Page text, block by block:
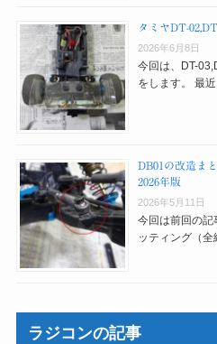
タミヤDT-
2026年6月8日
今回は、DT-
をします。 最
DB01の改造ま
2026年版
2026年5月11日
今回は前回の記
ッティング（
ラジコンの記事